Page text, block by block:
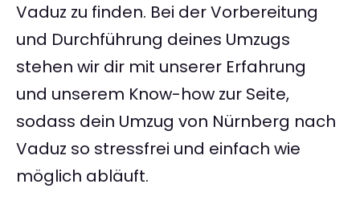
Vaduz zu finden. Bei der Vorbereitung
und Durchführung deines Umzugs
stehen wir dir mit unserer Erfahrung
und unserem Know-how zur Seite,
sodass dein Umzug von Nürnberg nach
Vaduz so stressfrei und einfach wie
möglich abläuft.